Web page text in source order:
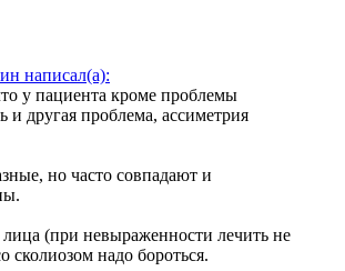
написал(а):
у пациента кроме проблемы
и другая проблема, ассиметрия
но часто совпадают и
(при невыраженности лечить не
сколиозом надо бороться.